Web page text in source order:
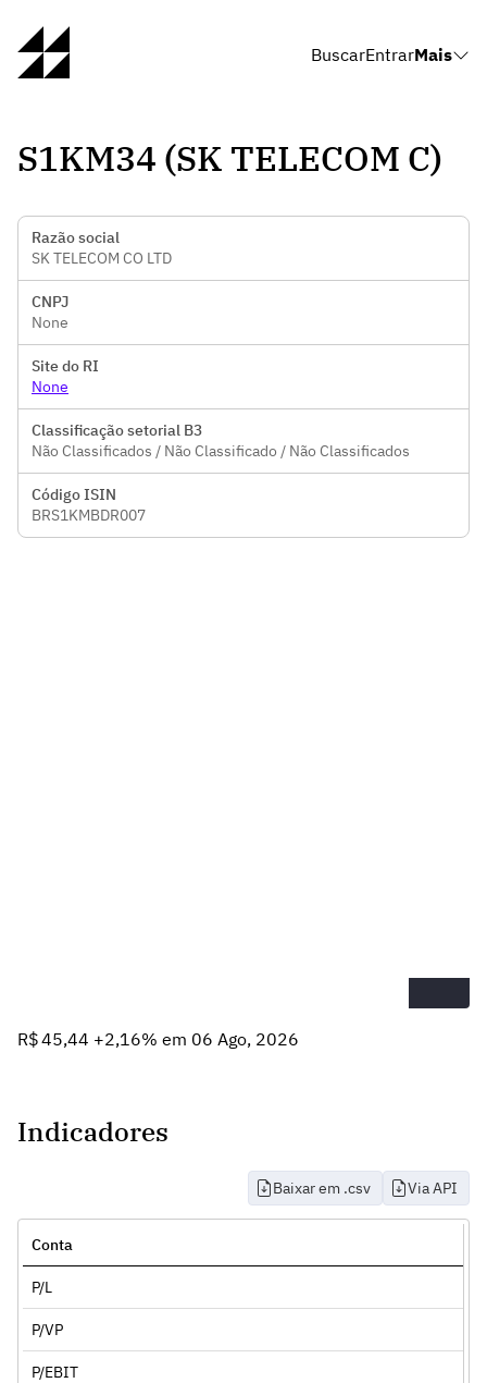
BuscarEntrarMais
S1KM34 (SK TELECOM C)
Razão social
SK TELECOM CO LTD
CNPJ
None
Site do RI
None
Classificação setorial B3
Não Classificados / Não Classificado / Não Classificados
Código ISIN
BRS1KMBDR007
R$ 45,44 +2,16% em 06 Ago, 2026
Indicadores
Baixar em .csv Via API
Conta
P/L
P/VP
P/EBIT